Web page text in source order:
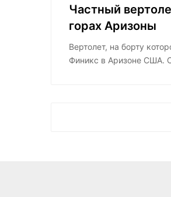
Частный
горах Аризоны
Вертолет, на борту
Финикс в Аризоне США.